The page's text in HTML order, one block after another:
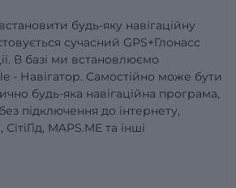
будь-яку навігаційну
сучасний GPS+Глонасс
В базі ми встановлюємо
- Навігатор. Самостійно може бути
будь-яка навігаційна програма,
підключення до інтернету,
MAPS.ME та інші